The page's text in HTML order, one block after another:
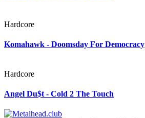
Hardcore
Komahawk - Doomsday For Democracy
Hardcore
Angel Du$t - Cold 2 The Touch